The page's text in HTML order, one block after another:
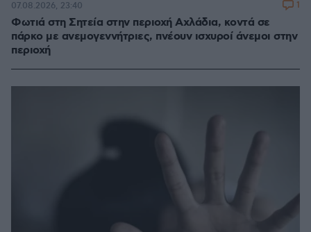
Φωτιά στη Σητεία στην περιοχή Αχλάδια, κοντά σε
πάρκο με ανεμογεννήτριες, πνέουν ισχυροί άνεμοι στην
περιοχή
07.08.2026, 23:40 1